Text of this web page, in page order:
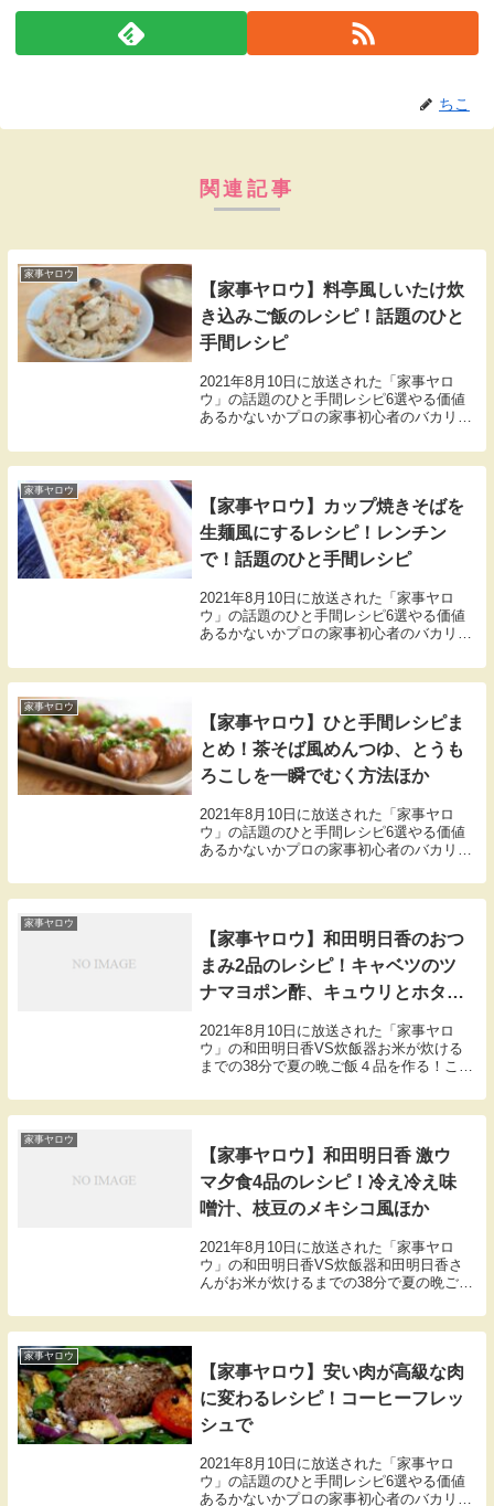
ちこ
関連記事
家事ヤロウ
【家事ヤロウ】料亭風しいたけ炊
き込みご飯のレシピ！話題のひと
手間レシピ
2021年8月10日に放送された「家事ヤロ
ウ」の話題のひと手間レシピ6選やる価値
あるかないかプロの家事初心者のバカリズ
（メイプル超合金）3人が判定。こちらで
は冷凍するとおいしくなる冷凍しいたけを
家事ヤロウ
【家事ヤロウ】カップ焼きそばを
生麺風にするレシピ！レンチン
で！話題のひと手間レシピ
2021年8月10日に放送された「家事ヤロ
ウ」の話題のひと手間レシピ6選やる価値
あるかないかプロの家事初心者のバカリズ
（メイプル超合金）3人が判定。こちらで
はレンチンでカップ焼きそばを生麺風にす
家事ヤロウ
【家事ヤロウ】ひと手間レシピま
とめ！茶そば風めんつゆ、とうも
ろこしを一瞬でむく方法ほか
2021年8月10日に放送された「家事ヤロ
ウ」の話題のひと手間レシピ6選やる価値
あるかないかプロの家事初心者のバカリズ
（メイプル超合金）3人が判定。こちらで
は話題のひと手間レシピ6選の材料や作り
家事ヤロウ
【家事ヤロウ】和田明日香のおつ
まみ2品のレシピ！キャベツのツ
ナマヨポン酢、キュウリとホタテ
2021年8月10日に放送された「家事ヤロ
ウ」の和田明日香VS炊飯器お米が炊ける
までの38分で夏の晩ご飯４品を作る！こち
家事ヤロウ
【家事ヤロウ】和田明日香 激ウ
マ夕食4品のレシピ！冷え冷え味
噌汁、枝豆のメキシコ風ほか
2021年8月10日に放送された「家事ヤロ
ウ」の和田明日香VS炊飯器和田明日香さ
んがお米が炊けるまでの38分で夏の晩ご飯
アボカド明太ディップ、枝豆のメキシコ
風、カリカリ豚バラの下敷きの4品のレシ
家事ヤロウ
【家事ヤロウ】安い肉が高級な肉
に変わるレシピ！コーヒーフレッ
シュで
2021年8月10日に放送された「家事ヤロ
ウ」の話題のひと手間レシピ6選やる価値
あるかないかプロの家事初心者のバカリズ